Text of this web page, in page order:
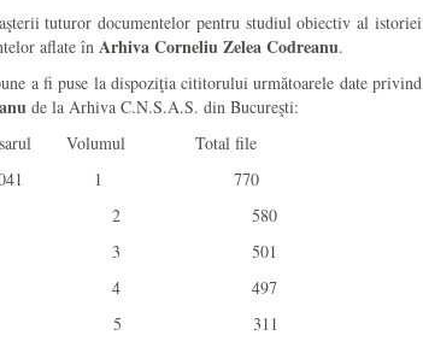
tuturor documentelor pentru studiul obiectiv al istoriei
aflate în Arhiva Corneliu Zelea Codreanu.
a fi puse la dispoziţia cititorului următoarele date privind
de la Arhiva C.N.S.A.S. din Bucureşti:
Volumul Total file
1 770
2 580
3 501
4 497
5 311